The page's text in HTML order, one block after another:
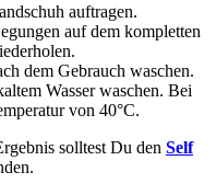
auftragen.
auf dem kompletten
dem Gebrauch waschen.
Wasser waschen. Bei
von 40°C.
solltest Du den Self